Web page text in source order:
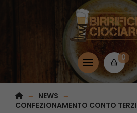
0
HOME
→ NEWS →
CONFEZIONAMENTO CONTO TERZI